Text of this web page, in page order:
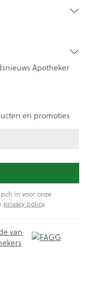
Apotheker
en promoties
in voor onze
privacy policy.